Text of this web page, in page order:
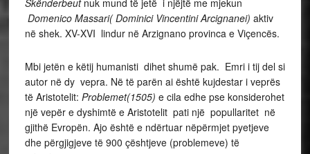
Skënderbeut nuk mund të jetë i njëjtë me mjekun
Domenico Massari( Dominici Vincentini Arcignanei) aktiv
në shek. XV-XVI lindur në Arzignano provinca e Viçencës.
Mbi jetën e këtij humanisti dihet shumë pak. Emri i tij del si
autor në dy vepra. Në të parën ai është kujdestar i veprës
të Aristotelit: Problemet(1505) e cila edhe pse konsiderohet
një vepër e dyshimtë e Aristotelit pati një popullaritet në
gjithë Evropën. Ajo është e ndërtuar nëpërmjet pyetjeve
dhe përgjigjeve të 900 çështjeve (problemeve) të